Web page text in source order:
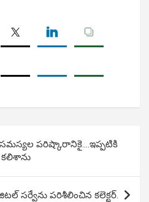
సమస్యల పరిష్కారానికై….ఇప్పటికి
కలిశాను
సర్వేను పరిశీలించిన కలెక్టర్.